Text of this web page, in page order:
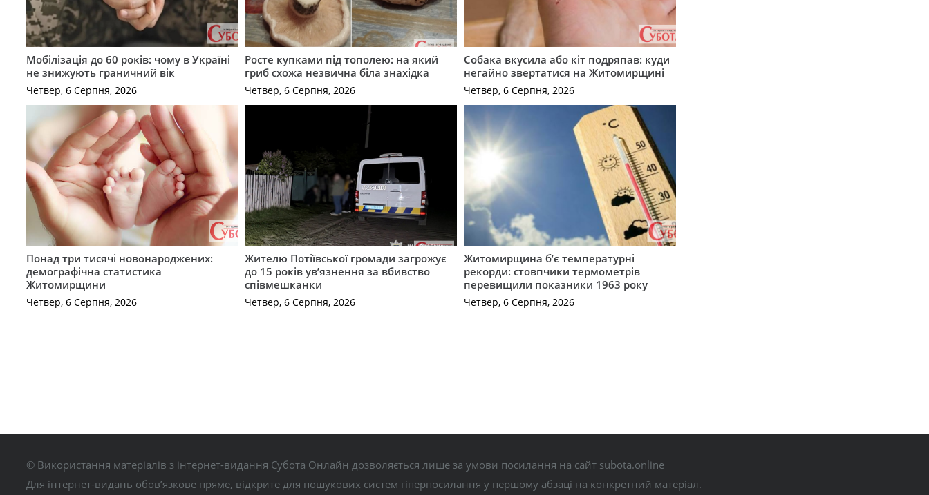
Мобілізація до 60 років: чому в Україні
не знижують граничний вік
Четвер, 6 Серпня, 2026
Росте купками під тополею: на який
гриб схожа незвична біла знахідка
Четвер, 6 Серпня, 2026
Собака вкусила або кіт подряпав: куди
негайно звертатися на Житомирщині
Четвер, 6 Серпня, 2026
Понад три тисячі новонароджених:
демографічна статистика
Житомирщини
Четвер, 6 Серпня, 2026
Жителю Потіївської громади загрожує
до 15 років ув’язнення за вбивство
співмешканки
Четвер, 6 Серпня, 2026
Житомирщина б’є температурні
рекорди: стовпчики термометрів
перевищили показники 1963 року
Четвер, 6 Серпня, 2026
© Використання матеріалів з інтернет-видання Субота Онлайн дозволяється лише за умови посилання на сайт subota.online
Для інтернет-видань обов’язкове пряме, відкрите для пошукових систем гіперпосилання у першому абзаці на конкретний матеріал.